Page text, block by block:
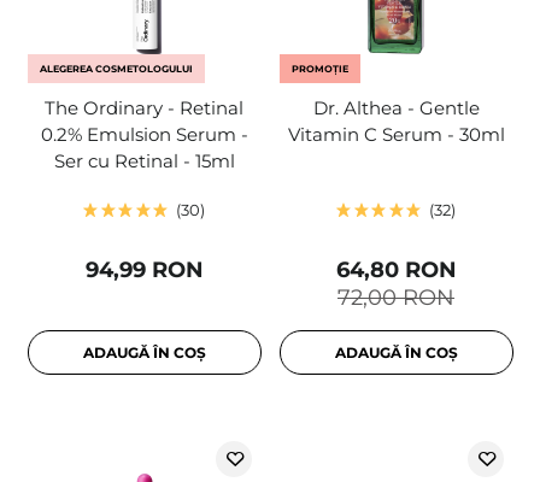
ALEGEREA COSMETOLOGULUI
The Ordinary - Retinal
0.2% Emulsion Serum -
Ser cu Retinal - 15ml
30
94,99 RON
ADAUGĂ ÎN COȘ
PROMOȚIE
Dr. Althea - Gentle
Vitamin C Serum - 30ml
32
72,00 RON
64,80 RON
ADAUGĂ ÎN COȘ